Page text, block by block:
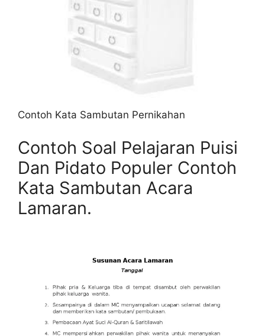
Contoh Kata Sambutan Pernikahan
Contoh Soal Pelajaran Puisi
Dan Pidato Populer Contoh
Kata Sambutan Acara
Lamaran.